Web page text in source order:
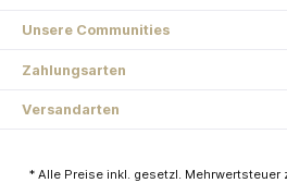
Unsere Communities
Zahlungsarten
Versandarten
* Alle Preise inkl. gesetzl. Mehrwertsteuer